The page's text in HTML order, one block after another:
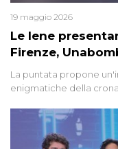
Le Iene
Firenze,
19 maggio 2026
La puntata propone
enigmatiche della
'90 e il 2000 che,
libertà. Lo speciale
Firenze, le cui